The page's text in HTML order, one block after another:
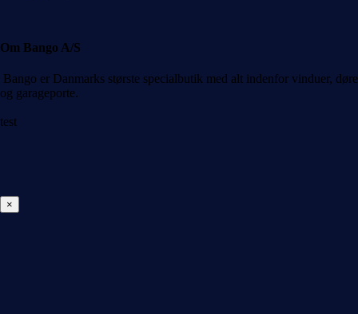
Om Bango A/S
Bango er Danmarks største specialbutik med alt indenfor vinduer, døre
og garageporte.
test
×